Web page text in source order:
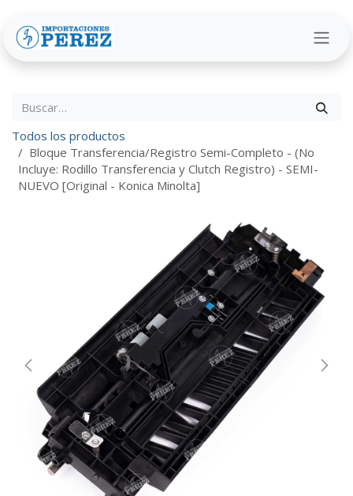
Todos los productos
Bloque Transferencia/Registro Semi-Completo - (No
Incluye: Rodillo Transferencia y Clutch Registro) - SEMI-
NUEVO [Original - Konica Minolta]